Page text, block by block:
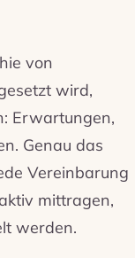
von
wird,
Erwartungen,
Genau das
Vereinbarung
mittragen,
werden.